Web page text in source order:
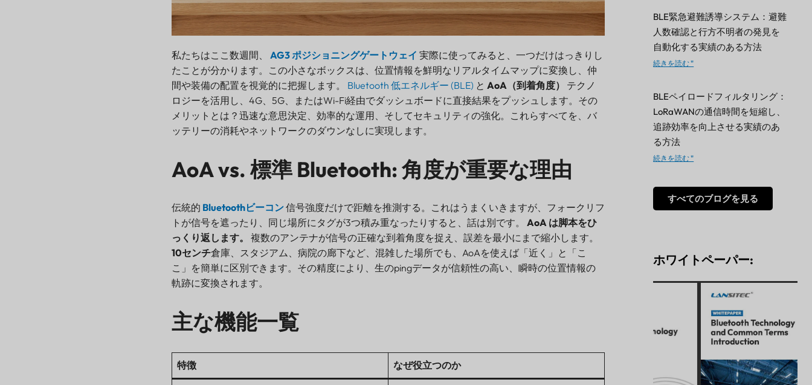
私たちはここ数週間、 AG3 ポジショニングゲートウェイ 実際に使ってみると、一つだけはっきりし
たことが分かります。この小さなボックスは、位置情報を鮮明なリアルタイムマップに変換し、仲
間や装備の配置を視覚的に把握します。 Bluetooth 低エネルギー (BLE) と AoA（到着角度）
テクノ
ロジーを活用し、4G、5G、またはWi-Fi経由でダッシュボードに直接結果をプッシュします。その
メリットとは？迅速な意思決定、効率的な運用、そしてセキュリティの強化。これらすべてを、バ
ッテリーの消耗やネットワークのダウンなしに実現します。
AoA vs. 標準 Bluetooth: 角度が重要な理由
伝統的 Bluetoothビーコン信号強度だけで距離を推測する。これはうまくいきますが、フォークリフ
トが信号を遮ったり、同じ場所にタグが3つ積み重なったりすると、話は別です。 AoA は脚本をひ
っくり返します。
複数のアンテナが信号の正確な到着角度を捉え、誤差を最小にまで縮小します。
10センチ倉庫、スタジアム、病院の廊下など、混雑した場所でも、AoAを使えば「近く」と「こ
こ」を簡単に区別できます。その精度により、生のpingデータが信頼性の高い、瞬時の位置情報の
軌跡に変換されます。
主な機能一覧
特徴 なぜ役立つのか
BLE緊急避難誘導システム：避難
人数確認と行方不明者の発見を
自動化する実績のある方法
続きを読む "
BLEペイロードフィルタリング：
LoRaWANの通信時間を短縮し、
追跡効率を向上させる実績のあ
る方法
続きを読む "
すべてのブログを見る
ホワイトペーパー: